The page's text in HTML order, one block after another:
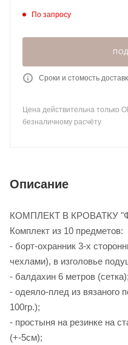
По запросу
Сроки и стомость
Цена действительна только
безналичному расчёту
Описание
КОМПЛЕКТ В КРОВАТКУ
Комплект из 10 предметов:
- борт-охранник 3-х
чехлами), в изголовье
- балдахин 6 метров (сетка);
- одеяло-плед из вязаного
100гр.);
- простыня на резинке на
(+-5см);